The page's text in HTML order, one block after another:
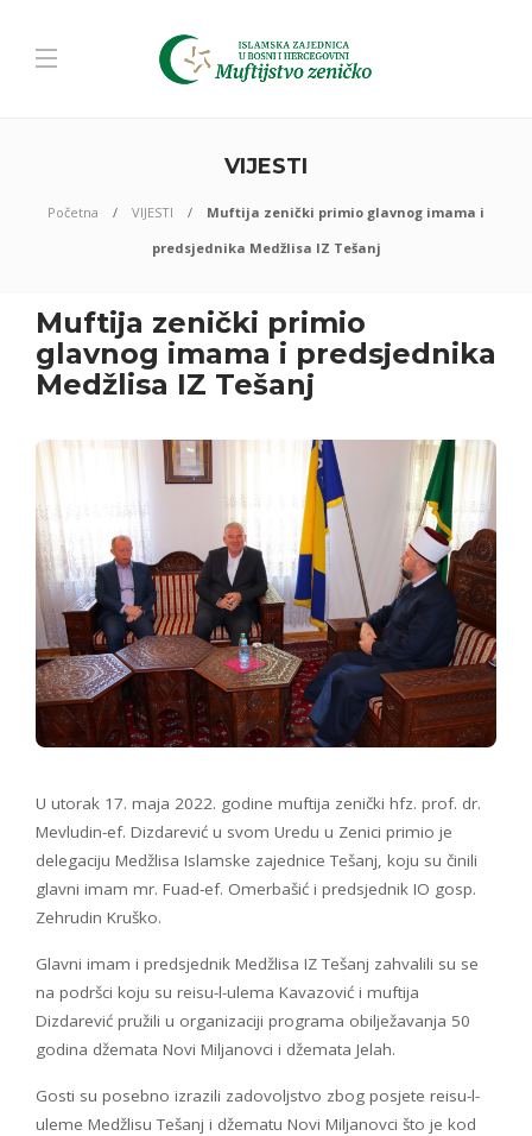
VIJESTI
Početna VIJESTI
Muftija zenički primio glavnog imama i
predsjednika Medžlisa IZ Tešanj
Muftija zenički primio
glavnog imama i predsjednika
Medžlisa IZ Tešanj
U utorak 17. maja 2022. godine muftija zenički hfz. prof. dr.
Mevludin-ef. Dizdarević u svom Uredu u Zenici primio je
delegaciju Medžlisa Islamske zajednice Tešanj, koju su činili
glavni imam mr. Fuad-ef. Omerbašić i predsjednik IO gosp.
Zehrudin Kruško.
Glavni imam i predsjednik Medžlisa IZ Tešanj zahvalili su se
na podršci koju su reisu-l-ulema Kavazović i muftija
Dizdarević pružili u organizaciji programa obilježavanja 50
godina džemata Novi Miljanovci i džemata Jelah.
Gosti su posebno izrazili zadovoljstvo zbog posjete reisu-l-
uleme Medžlisu Tešanj i džematu Novi Miljanovci što je kod